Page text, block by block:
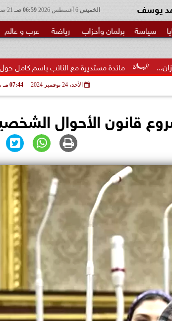
الخميس 06:59 صـ يوسف
سياسة برلمان وأحزاب رياضة عرب و عالم
مستديرة مع النائب باسم كامل حول مشروع قانون
الأحد، 24 نوفمبر 2024 07:44 مـ
قانون الأحوال